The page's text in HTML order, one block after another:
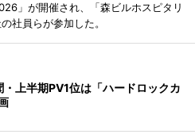
」が開催され、「森ビルホスピタリ
社員らが参加した。
上半期PV1位は「ハードロックカ